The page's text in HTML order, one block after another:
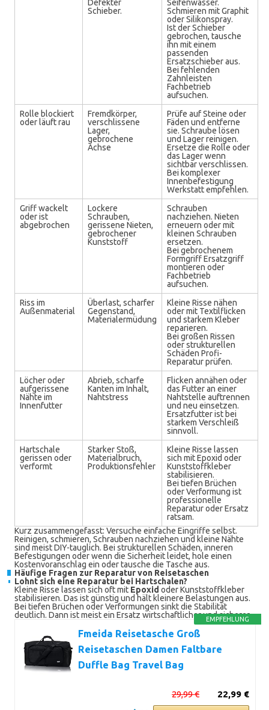
Defekter
Schieber.
Seifenwasser.
Schmieren mit Graphit
oder Silikonspray.
Ist der Schieber
gebrochen, tausche
ihn mit einem
passenden
Ersatzschieber aus.
Bei fehlenden
Zahnleisten
Fachbetrieb
aufsuchen.
Rolle blockiert
oder läuft rau
Fremdkörper,
verschlissene
Lager,
gebrochene
Achse
Prüfe auf Steine oder
Fäden und entferne
sie. Schraube lösen
und Lager reinigen.
Ersetze die Rolle oder
das Lager wenn
sichtbar verschlissen.
Bei komplexer
Innenbefestigung
Werkstatt empfehlen.
Griff wackelt
oder ist
abgebrochen
Lockere
Schrauben,
gerissene Nieten,
gebrochener
Kunststoff
Schrauben
nachziehen. Nieten
erneuern oder mit
kleinen Schrauben
ersetzen.
Bei gebrochenem
Formgriff Ersatzgriff
montieren oder
Fachbetrieb
aufsuchen.
Riss im
Außenmaterial
Überlast, scharfer
Gegenstand,
Materialermüdung
Kleine Risse nähen
oder mit Textilflicken
und starkem Kleber
reparieren.
Bei großen Rissen
oder strukturellen
Schäden Profi-
Reparatur prüfen.
Löcher oder
aufgerissene
Nähte im
Innenfutter
Abrieb, scharfe
Kanten im Inhalt,
Nahtstress
Flicken annähen oder
das Futter an einer
Nahtstelle auftrennen
und neu einsetzen.
Ersatzfutter ist bei
starkem Verschleiß
sinnvoll.
Hartschale
gerissen oder
verformt
Starker Stoß,
Materialbruch,
Produktionsfehler
Kleine Risse lassen
sich mit Epoxid oder
Kunststoffkleber
stabilisieren.
Bei tiefen Brüchen
oder Verformung ist
professionelle
Reparatur oder Ersatz
ratsam.
Kurz zusammengefasst: Versuche einfache Eingriffe selbst.
Reinigen, schmieren, Schrauben nachziehen und kleine Nähte
sind meist DIY-tauglich. Bei strukturellen Schäden, inneren
Befestigungen oder wenn die Sicherheit leidet, hole einen
Kostenvoranschlag ein oder tausche die Tasche aus.
Häufige Fragen zur Reparatur von Reisetaschen
Lohnt sich eine Reparatur bei Hartschalen?
Kleine Risse lassen sich oft mit Epoxid oder Kunststoffkleber
stabilisieren. Das ist günstig und hält kleinere Belastungen aus.
Bei tiefen Brüchen oder Verformungen sinkt die Stabilität
deutlich. Dann ist meist ein Ersatz wirtschaftlicher und sicherer.
EMPFEHLUNG
Fmeida Reisetasche Groß
Reisetaschen Damen Faltbare
Duffle Bag Travel Bag
22,99 €
29,99 €